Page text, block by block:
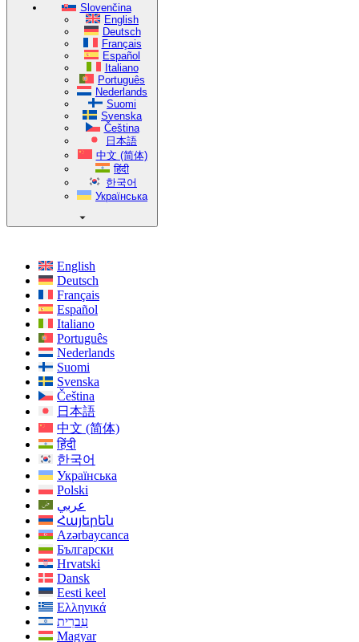
Slovenčina
English
Deutsch
Français
Español
Italiano
Português
Nederlands
Suomi
Svenska
Čeština
日本語
中文 (简体)
हिंदी
한국어
Українська
English
Deutsch
Français
Español
Italiano
Português
Nederlands
Suomi
Svenska
Čeština
日本語
中文 (简体)
हिंदी
한국어
Українська
Polski
عربي
Հայերեն
Azərbaycanca
Български
Hrvatski
Dansk
Eesti keel
Ελληνικά
עִברִית
Magyar